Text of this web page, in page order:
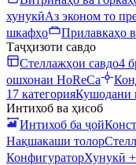
хунукӣАз эконом то
шкафҳо
Прилавкаҳо
Таҷҳизоти савдо
Стеллажҳои савдо4
ошхонаи HoReCa
17 категорияКушодани
Интихоб ва ҳисоб
Интихоб ба ҷой
Нақшакаши толор
КонфигураторХунукӣ